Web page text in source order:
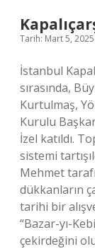
Tarih: Mart 5, 2025
İstanbul
sırasında,
Kurtulmaş,
Kurulu
İzel katıldı.
sistemi
Mehmet
dükkanların
tarihi bir
“Bazar-yı-
çekirdeğini